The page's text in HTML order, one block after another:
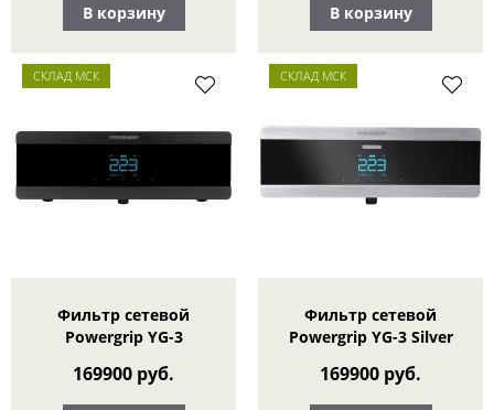
В корзину В корзину
СКЛАД МСК
Фильтр сетевой
Powergrip YG-3
169900 руб.
СКЛАД МСК
Фильтр сетевой
Powergrip YG-3 Silver
169900 руб.